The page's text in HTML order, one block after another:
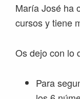
María José ha
cursos y tiene
Os dejo con lo
Para